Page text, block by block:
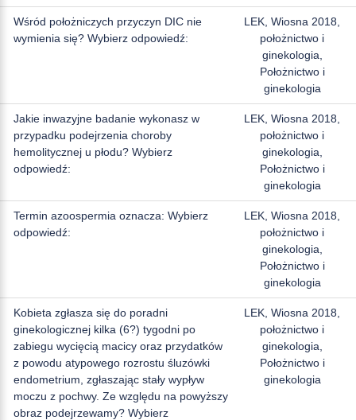
Wśród położniczych przyczyn DIC nie
wymienia się? Wybierz odpowiedź:
LEK, Wiosna 2018,
położnictwo i
ginekologia,
Położnictwo i
ginekologia
Jakie inwazyjne badanie wykonasz w
przypadku podejrzenia choroby
hemolitycznej u płodu? Wybierz
odpowiedź:
LEK, Wiosna 2018,
położnictwo i
ginekologia,
Położnictwo i
ginekologia
Termin azoospermia oznacza: Wybierz
odpowiedź:
LEK, Wiosna 2018,
położnictwo i
ginekologia,
Położnictwo i
ginekologia
Kobieta zgłasza się do poradni
ginekologicznej kilka (6?) tygodni po
zabiegu wycięcią macicy oraz przydatków
z powodu atypowego rozrostu śluzówki
endometrium, zgłaszając stały wypływ
moczu z pochwy. Ze względu na powyższy
obraz podejrzewamy? Wybierz
LEK, Wiosna 2018,
położnictwo i
ginekologia,
Położnictwo i
ginekologia